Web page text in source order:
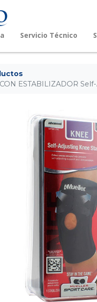
Servicio Técnico
ESTABILIZADOR